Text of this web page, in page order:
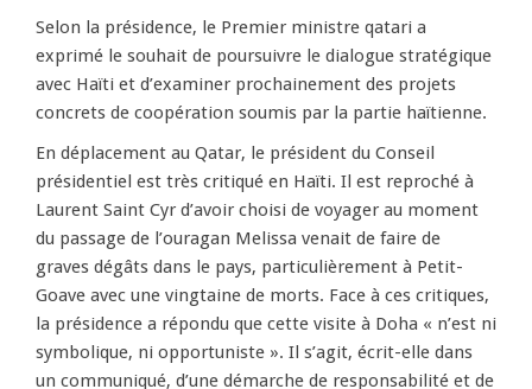
Selon la présidence, le Premier ministre qatari a
exprimé le souhait de poursuivre le dialogue stratégique
avec Haïti et d’examiner prochainement des projets
concrets de coopération soumis par la partie haïtienne.
En déplacement au Qatar, le président du Conseil
présidentiel est très critiqué en Haïti. Il est reproché à
Laurent Saint Cyr d’avoir choisi de voyager au moment
du passage de l’ouragan Melissa venait de faire de
graves dégâts dans le pays, particulièrement à Petit-
Goave avec une vingtaine de morts. Face à ces critiques,
la présidence a répondu que cette visite à Doha « n’est ni
symbolique, ni opportuniste ». Il s’agit, écrit-elle dans
un communiqué, d’une démarche de responsabilité et de